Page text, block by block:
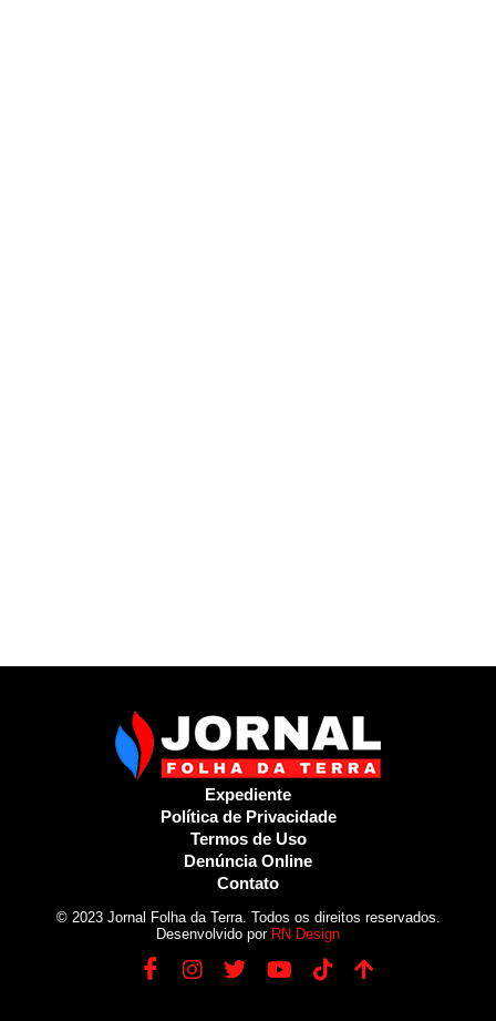
Expediente
Política de Privacidade
Termos de Uso
Denúncia Online
Contato
© 2023 Jornal Folha da Terra. Todos os direitos reservados.
Desenvolvido por RN Design